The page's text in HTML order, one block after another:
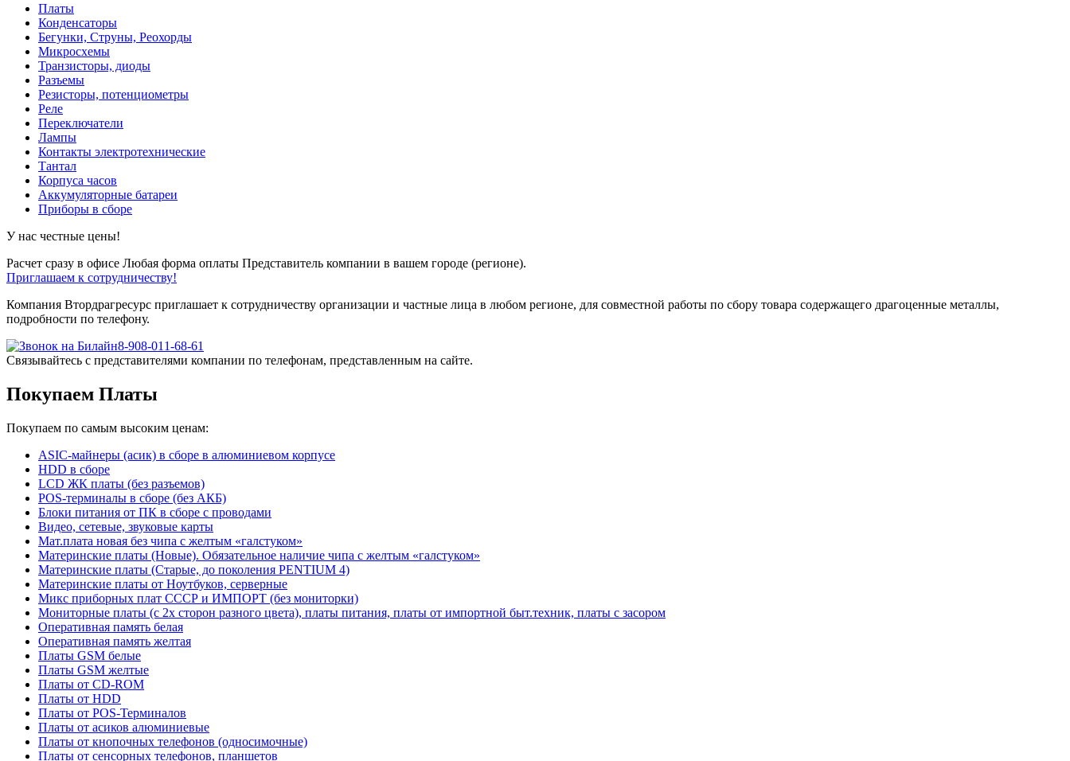
Платы
Конденсаторы
Бегунки, Струны, Реохорды
Микросхемы
Транзисторы, диоды
Разъемы
Резисторы, потенциометры
Реле
Переключатели
Лампы
Контакты электротехнические
Тантал
Корпуса часов
Аккумуляторные батареи
Приборы в сборе
У нас честные цены!
Расчет сразу в офисе Любая форма оплаты Представитель компании в вашем городе (регионе).
Приглашаем к сотрудничеству!
Компания Втордрагресурс приглашает к сотрудничеству организации и частные лица в любом регионе, для совместной работы по сбору товара содержащего драгоценные металлы,
подробности по телефону.
8-908-011-68-61
Связывайтесь с представителями компании по телефонам, представленным на сайте.
Покупаем Платы
Покупаем по самым высоким ценам:
ASIC-майнеры (асик) в сборе в алюминиевом корпусе
HDD в сборе
LCD ЖК платы (без разъемов)
POS-терминалы в сборе (без АКБ)
Блоки питания от ПК в сборе с проводами
Видео, сетевые, звуковые карты
Мат.плата новая без чипа с желтым «галстуком»
Материнские платы (Новые). Обязательное наличие чипа с желтым «галстуком»
Материнские платы (Старые, до поколения PENTIUM 4)
Материнские платы от Ноутбуков, серверные
Микс приборных плат СССР и ИМПОРТ (без мониторки)
Мониторные платы (с 2х сторон разного цвета), платы питания, платы от импортной быт.техник, платы с засором
Оперативная память белая
Оперативная память желтая
Платы GSM белые
Платы GSM желтые
Платы от CD-ROM
Платы от HDD
Платы от POS-Терминалов
Платы от асиков алюминиевые
Платы от кнопочных телефонов (односимочные)
Платы от сенсорных телефонов, планшетов